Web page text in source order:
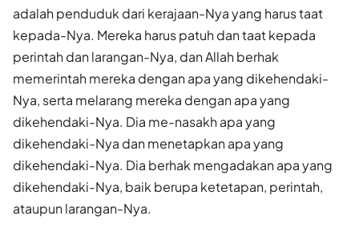
adalah penduduk dari kerajaan-Nya yang harus taat
kepada-Nya. Mereka harus patuh dan taat kepada
perintah dan larangan-Nya, dan Allah berhak
memerintah mereka dengan apa yang dikehendaki-
Nya, serta melarang mereka dengan apa yang
dikehendaki-Nya. Dia me-nasakh apa yang
dikehendaki-Nya dan menetapkan apa yang
dikehendaki-Nya. Dia berhak mengadakan apa yang
dikehendaki-Nya, baik berupa ketetapan, perintah,
ataupun larangan-Nya.